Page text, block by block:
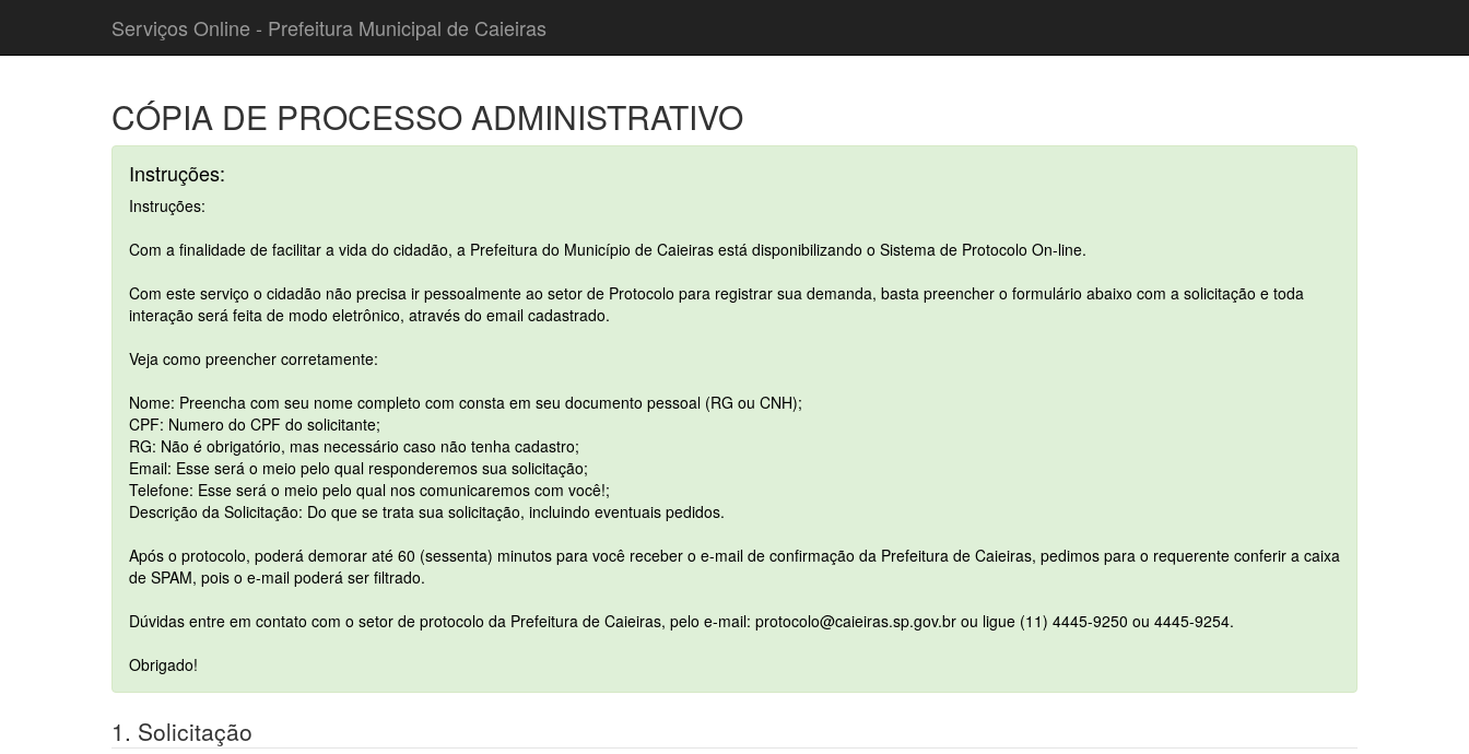
Serviços Online - Prefeitura Municipal de Caieiras
CÓPIA DE PROCESSO ADMINISTRATIVO
Instruções:
Instruções:
Com a finalidade de facilitar a vida do cidadão, a Prefeitura do Município de Caieiras está disponibilizando o Sistema de Protocolo On-line.
Com este serviço o cidadão não precisa ir pessoalmente ao setor de Protocolo para registrar sua demanda, basta preencher o formulário abaixo com a solicitação e toda
interação será feita de modo eletrônico, através do email cadastrado.
Veja como preencher corretamente:
Nome: Preencha com seu nome completo com consta em seu documento pessoal (RG ou CNH);
CPF: Numero do CPF do solicitante;
RG: Não é obrigatório, mas necessário caso não tenha cadastro;
Email: Esse será o meio pelo qual responderemos sua solicitação;
Telefone: Esse será o meio pelo qual nos comunicaremos com você!;
Descrição da Solicitação: Do que se trata sua solicitação, incluindo eventuais pedidos.
Após o protocolo, poderá demorar até 60 (sessenta) minutos para você receber o e-mail de confirmação da Prefeitura de Caieiras, pedimos para o requerente conferir a caixa
de SPAM, pois o e-mail poderá ser filtrado.
Dúvidas entre em contato com o setor de protocolo da Prefeitura de Caieiras, pelo e-mail: protocolo@caieiras.sp.gov.br ou ligue (11) 4445-9250 ou 4445-9254.
Obrigado!
1. Solicitação